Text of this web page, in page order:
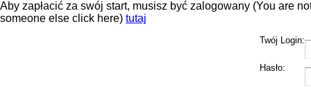
Aby zapłacić za swój start, musisz być zalogowany (You are
someone else click here) tutaj
Twój Login:
Hasło: